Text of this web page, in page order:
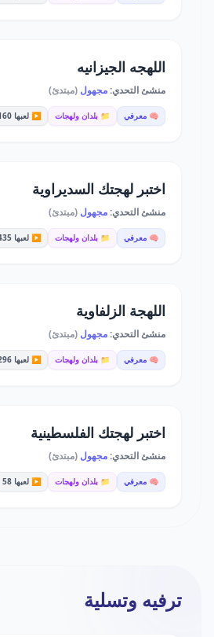
اللهجه الجيزانيه
منشئ التحدي:مجهول (مبتدئ)
🧠 معرفي 📁 بلدان ولهجات ▶️ لعبها 2,160
اختبر لهجتك السديراوية
منشئ التحدي:مجهول (مبتدئ)
🧠 معرفي 📁 بلدان ولهجات ▶️ لعبها 435
اللهجة الزلفاوية
منشئ التحدي:مجهول (مبتدئ)
🧠 معرفي 📁 بلدان ولهجات ▶️ لعبها 17,296
اختبر لهجتك الفلسطينية
منشئ التحدي:مجهول (مبتدئ)
🧠 معرفي 📁 بلدان ولهجات ▶️ لعبها 58
ترفيه وتسلية